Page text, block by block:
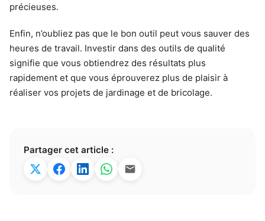
précieuses.
Enfin, n’oubliez pas que le bon outil peut vous sauver des
heures de travail. Investir dans des outils de qualité
signifie que vous obtiendrez des résultats plus
rapidement et que vous éprouverez plus de plaisir à
réaliser vos projets de jardinage et de bricolage.
Partager cet article :